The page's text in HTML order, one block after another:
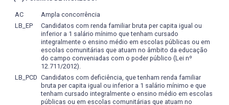
AC
Ampla concorrência
LB_EP
Candidatos com renda familiar bruta per capita igual ou
inferior a 1 salário mínimo que tenham cursado
integralmente o ensino médio em escolas públicas ou em
escolas comunitárias que atuam no âmbito da educação
do campo conveniadas com o poder público (Lei nº
12.711/2012).
LB_PCD Candidatos com deficiência, que tenham renda familiar
bruta per capita igual ou inferior a 1 salário mínimo e que
tenham cursado integralmente o ensino médio em escolas
públicas ou em escolas comunitárias que atuam no